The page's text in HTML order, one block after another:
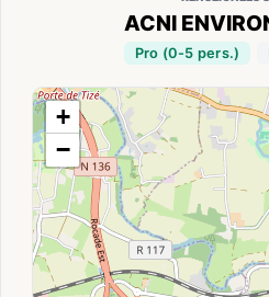
ACNI
Pro (0-5 pers.)
+
−